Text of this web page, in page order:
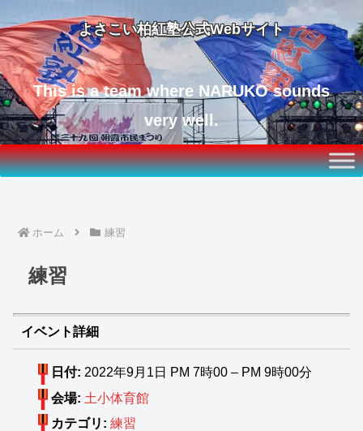
よさこい柏紅塾公式Webサイト
This is a team where NARUKO sounds
very well.
ホーム 練習
練習
イベント詳細
日付: 2022年9月1日 PM 7時00 – PM 9時00分
会場: 土小体育館
カテゴリ: 練習